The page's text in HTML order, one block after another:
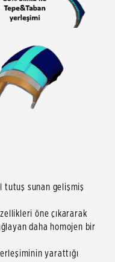
tutuş sunan gelişmiş
öne çıkararak
daha homojen bir
yarattığı